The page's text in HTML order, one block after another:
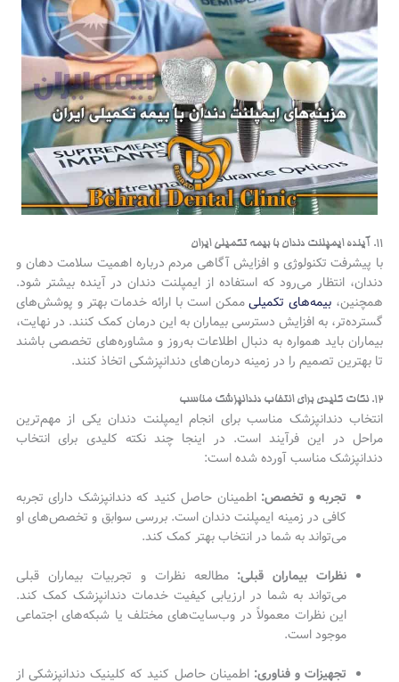
۱۱. آینده ایمپلنت دندان با بیمه تکمیلی ایران
با پیشرفت تکنولوژی و افزایش آگاهی مردم درباره اهمیت سلامت دهان و
دندان، انتظار می‌رود که استفاده از ایمپلنت دندان در آینده بیشتر شود.
همچنین، بیمه‌های تکمیلیممکن است با ارائه خدمات بهتر و پوشش‌های
گسترده‌تر، به افزایش دسترسی بیماران به این درمان کمک کنند. در نهایت،
بیماران باید همواره به دنبال اطلاعات به‌روز و مشاوره‌های تخصصی باشند
تا بهترین تصمیم را در زمینه درمان‌های دندانپزشکی اتخاذ کنند.
۱۲. نکات کلیدی برای انتخاب دندانپزشک مناسب
انتخاب دندانپزشک مناسب برای انجام ایمپلنت دندان یکی از مهم‌ترین
مراحل در این فرآیند است. در اینجا چند نکته کلیدی برای انتخاب
دندانپزشک مناسب آورده شده است:
تجربه و تخصص: اطمینان حاصل کنید که دندانپزشک دارای تجربه
کافی در زمینه ایمپلنت دندان است. بررسی سوابق و تخصص‌های او
می‌تواند به شما در انتخاب بهتر کمک کند.
نظرات بیماران قبلی: مطالعه نظرات و تجربیات بیماران قبلی
می‌تواند به شما در ارزیابی کیفیت خدمات دندانپزشک کمک کند.
این نظرات معمولاً در وب‌سایت‌های مختلف یا شبکه‌های اجتماعی
موجود است.
تجهیزات و فناوری: اطمینان حاصل کنید که کلینیک دندانپزشکی از